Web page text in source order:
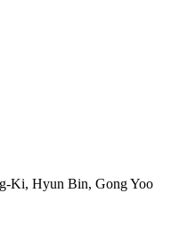
Ki, Hyun Bin, Gong Yoo